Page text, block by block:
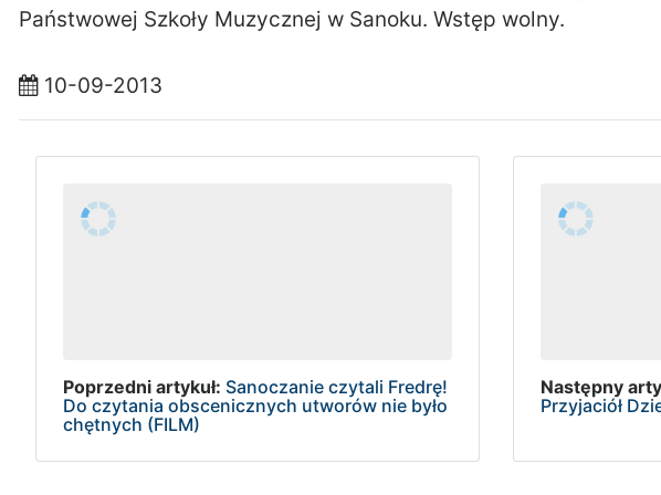
Państwowej Szkoły Muzycznej w Sanoku. Wstęp wolny.
10-09-2013
Poprzedni artykuł: Sanoczanie czytali Fredrę!
Do czytania obscenicznych utworów nie było
chętnych (FILM)
Następny
Przyjaciół